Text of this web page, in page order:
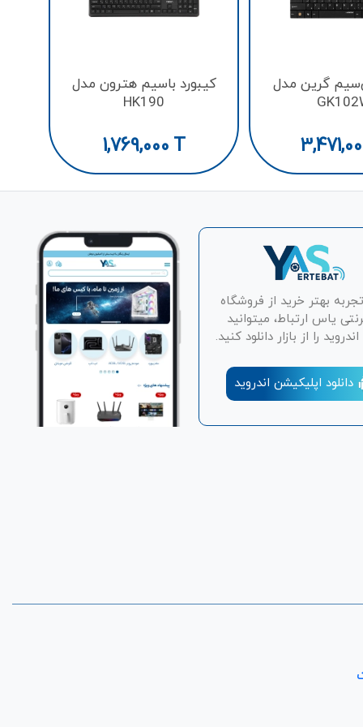
گرین مدل
کیبورد باسیم هترون مدل
HK190
1,769,000 T
بهتر خرید از فروشگاه
یاس ارتباط، میتوانید
را از بازار دانلود کنید.
دانلود اپلیکیشن اندروید